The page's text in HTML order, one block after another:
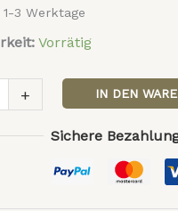
1-3 Werktage
Vorrätig
+ IN DEN
Sichere